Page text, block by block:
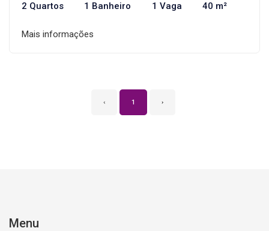
2 Quartos 1 Banheiro 1 Vaga 40 m²
Mais informações
‹ 1 ›
Menu